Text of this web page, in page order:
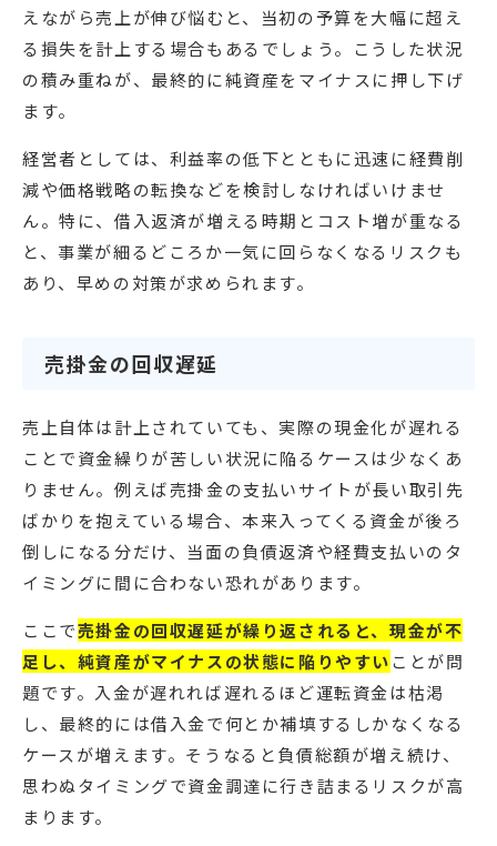
えながら売上が伸び悩むと、当初の予算を大幅に超え
る損失を計上する場合もあるでしょう。こうした状況
の積み重ねが、最終的に純資産をマイナスに押し下げ
ます。
経営者としては、利益率の低下とともに迅速に経費削
減や価格戦略の転換などを検討しなければいけませ
ん。特に、借入返済が増える時期とコスト増が重なる
と、事業が細るどころか一気に回らなくなるリスクも
あり、早めの対策が求められます。
売掛金の回収遅延
売上自体は計上されていても、実際の現金化が遅れる
ことで資金繰りが苦しい状況に陥るケースは少なくあ
りません。例えば売掛金の支払いサイトが長い取引先
ばかりを抱えている場合、本来入ってくる資金が後ろ
倒しになる分だけ、当面の負債返済や経費支払いのタ
イミングに間に合わない恐れがあります。
ここで売掛金の回収遅延が繰り返されると、現金が不
足し、純資産がマイナスの状態に陥りやすいことが問
題です。入金が遅れれば遅れるほど運転資金は枯渇
し、最終的には借入金で何とか補填するしかなくなる
ケースが増えます。そうなると負債総額が増え続け、
思わぬタイミングで資金調達に行き詰まるリスクが高
まります。